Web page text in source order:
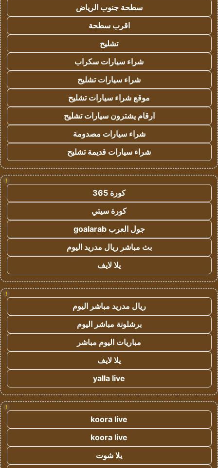
سطحة جنوب الرياض
اقرب سطحة
تشليح
شراء سيارات سكراب
شراء سيارات تشليح
موقع شراء سيارات تشليح
ارقام يشترون سيارات تشليح
شراء سيارات مصدومة
شراء سيارات قديمة تشليح
!
كورة 365
كورة سيتي
جول العرب goalarab
بث مباشر ريال مدريد اليوم
يلا لايف
!
ريال مدريد مباشر اليوم
برشلونة مباشر اليوم
مباريات اليوم مباشر
يلا لايف
yalla live
!
koora live
koora live
يلا شوت